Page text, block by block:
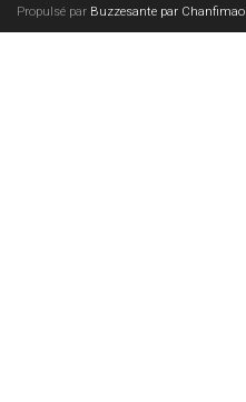
Propulsé par Buzzesante par Chanfimao